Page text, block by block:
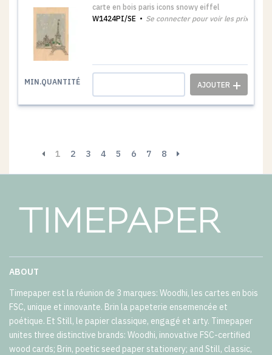
carte en bois paris icons snowy eiffel
W1424PI/SE
Se connecter pour voir les prix
MIN.QUANTITÉ
1 2 3 4 5 6 7 8
ABOUT
Timepaper est la réunion de 3 marques: Woodhi, les cartes en bois
FSC, unique et innovante. Brin la papeterie ensemencée et
poétique. Et Still, le papier classique, engagé et arty. Timepaper
unites three distinctive brands: Woodhi, innovative FSC-certified
wood cards; Brin, poetic seed paper stationery; and Still, classic,